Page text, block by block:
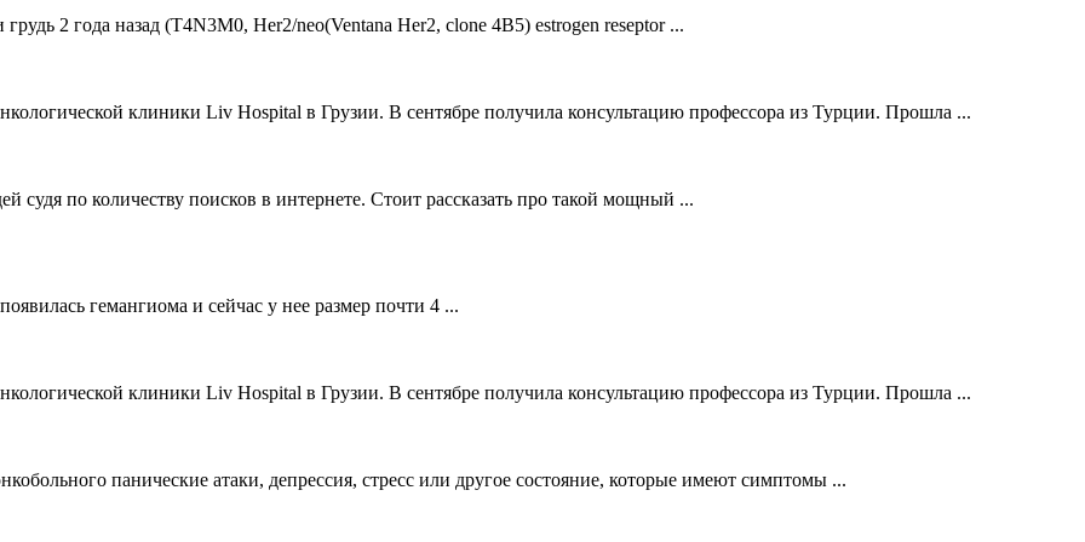
2 года назад (Т4N3M0, Her2/neo(Ventana Her2, clone 4B5) estrogen reseptor ...
клиники Liv Hospital в Грузии. В сентябре получила консультацию профессора из Турции. Прошла ...
судя по количеству поисков в интернете. Стоит рассказать про такой мощный ...
гемангиома и сейчас у нее размер почти 4 ...
клиники Liv Hospital в Грузии. В сентябре получила консультацию профессора из Турции. Прошла ...
панические атаки, депрессия, стресс или другое состояние, которые имеют симптомы ...